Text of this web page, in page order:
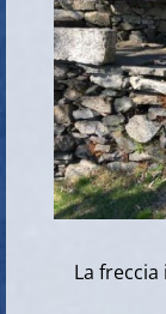
La